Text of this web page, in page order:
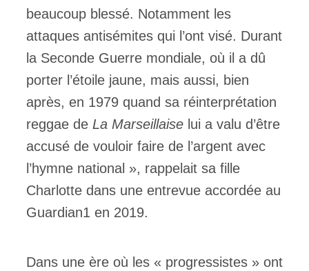
beaucoup blessé. Notamment les
attaques antisémites qui l’ont visé. Durant
la Seconde Guerre mondiale, où il a dû
porter l’étoile jaune, mais aussi, bien
après, en 1979 quand sa réinterprétation
reggae de La Marseillaise lui a valu d’être
accusé de vouloir faire de l’argent avec
l’hymne national », rappelait sa fille
Charlotte dans une entrevue accordée au
Guardian1 en 2019.
Dans une ère où les « progressistes » ont